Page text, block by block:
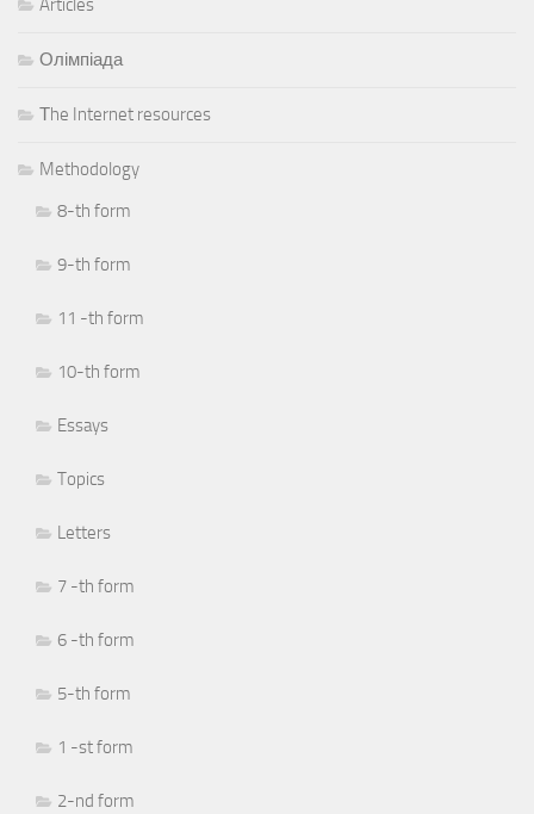
Articles
Олімпіада
Тhe Internet resources
Methodology
8-th form
9-th form
11 -th form
10-th form
Essays
Topics
Letters
7 -th form
6 -th form
5-th form
1 -st form
2-nd form